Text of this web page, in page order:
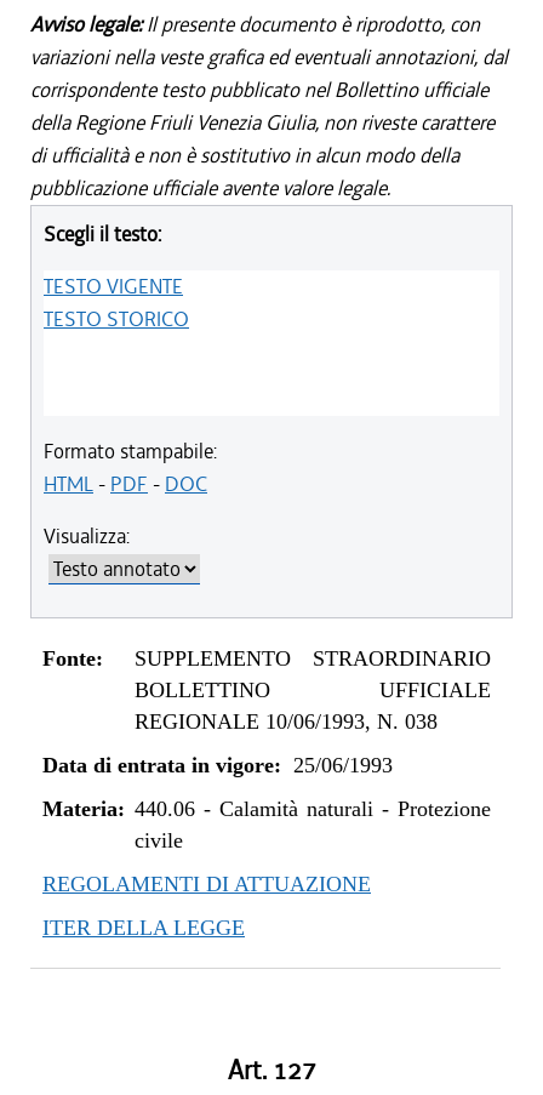
Avviso legale:Il presente documento è riprodotto, con
variazioni nella veste grafica ed eventuali annotazioni, dal
corrispondente testo pubblicato nel Bollettino ufficiale
della Regione Friuli Venezia Giulia, non riveste carattere
di ufficialità e non è sostitutivo in alcun modo della
pubblicazione ufficiale avente valore legale.
Scegli il testo:
TESTO VIGENTE
TESTO STORICO
Formato stampabile:
HTML- PDF - DOC
Visualizza:
Fonte:
SUPPLEMENTO STRAORDINARIO
BOLLETTINO UFFICIALE
REGIONALE 10/06/1993, N. 038
Data di entrata in vigore: 25/06/1993
Materia: 440.06- Calamità naturali - Protezione
civile
REGOLAMENTI DI ATTUAZIONE
ITER DELLA LEGGE
Art. 127